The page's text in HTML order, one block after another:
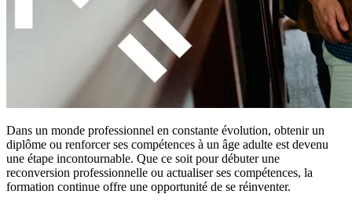
Dans un monde professionnel en constante évolution, obtenir un
diplôme ou renforcer ses compétences à un âge adulte est devenu
une étape incontournable. Que ce soit pour débuter une
reconversion professionnelle ou actualiser ses compétences, la
formation continue offre une opportunité de se réinventer.